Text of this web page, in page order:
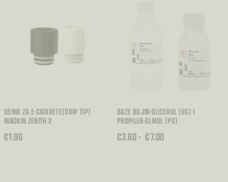
USNIK ZA E-CIGARETE(DRIP TIP)
INNOKIN ZENITH 2
€1.90
BAZE BILJNI-GLICEROL (VG) I
PROPILEN-GLIKOL (PG)
€3.60– €7.00
RASPON